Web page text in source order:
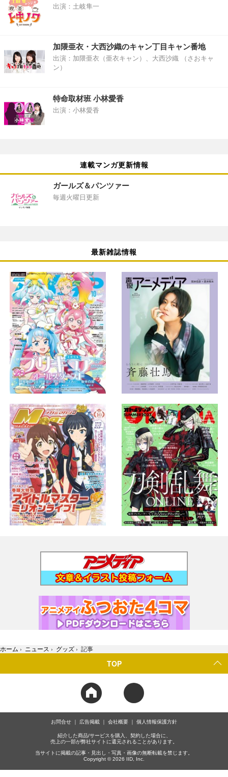
出演：土岐隼一
加隈亜衣・大西沙織のキャン丁目キャン番地
出演：加隈亜衣（亜衣キャン）、大西沙織 （さおキャ
ン）
特命取材班 小林愛香
出演：小林愛香
連載マンガ更新情報
ガールズ＆パンツァー
毎週火曜日更新
最新雑誌情報
ホーム › ニュース › グッズ › 記事
TOP
お問合せ 広告掲載 会社概要 個人情報保護方針
紹介した商品/サービスを購入、契約した場合に、
売上の一部が弊社サイトに還元されることがあります。
当サイトに掲載の記事・見出し・写真・画像の無断転載を禁じます。
Copyright © 2026 IID, Inc.